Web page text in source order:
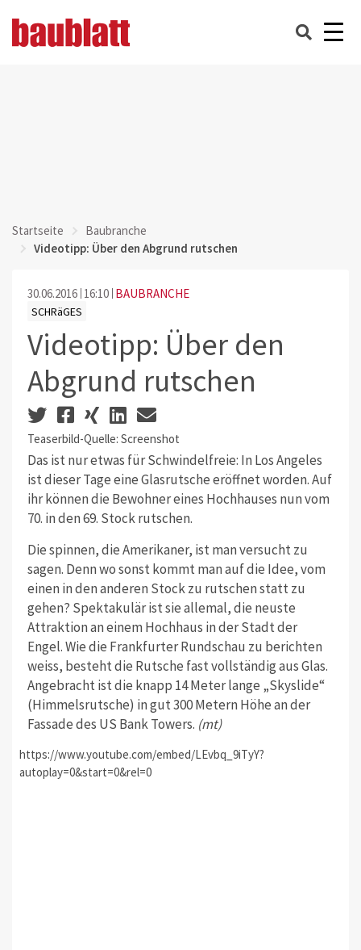
Startseite
Baubranche
Videotipp: Über den Abgrund rutschen
30.06.2016 16:10 BAUBRANCHE
SCHRäGES
Videotipp: Über den
Abgrund rutschen
Teaserbild-Quelle: Screenshot
Das ist nur etwas für Schwindelfreie: In Los Angeles
ist dieser Tage eine Glasrutsche eröffnet worden. Auf
ihr können die Bewohner eines Hochhauses nun vom
70. in den 69. Stock rutschen.
Die spinnen, die Amerikaner, ist man versucht zu
sagen. Denn wo sonst kommt man auf die Idee, vom
einen in den anderen Stock zu rutschen statt zu
gehen? Spektakulär ist sie allemal, die neuste
Attraktion an einem Hochhaus in der Stadt der
Engel. Wie die Frankfurter Rundschau zu berichten
weiss, besteht die Rutsche fast vollständig aus Glas.
Angebracht ist die knapp 14 Meter lange „Skyslide“
(Himmelsrutsche) in gut 300 Metern Höhe an der
Fassade des US Bank Towers. (mt)
https://www.youtube.com/embed/LEvbq_9iTyY?
autoplay=0&start=0&rel=0